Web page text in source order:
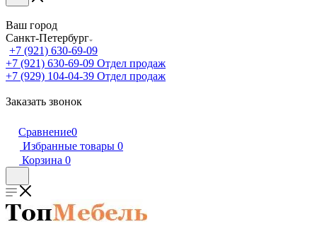
Ваш город
Санкт-Петербург
+7 (921) 630-69-09
+7 (921) 630-69-09 Отдел продаж
+7 (929) 104-04-39 Отдел продаж
Заказать звонок
Сравнение0
Избранные товары 0
Корзина 0